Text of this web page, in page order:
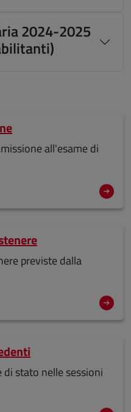
2024-2025
all'esame di
previste dalla
di stato nelle sessioni